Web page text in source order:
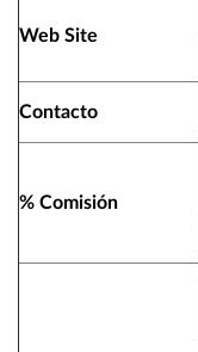
Web Site
Contacto
% Comisión